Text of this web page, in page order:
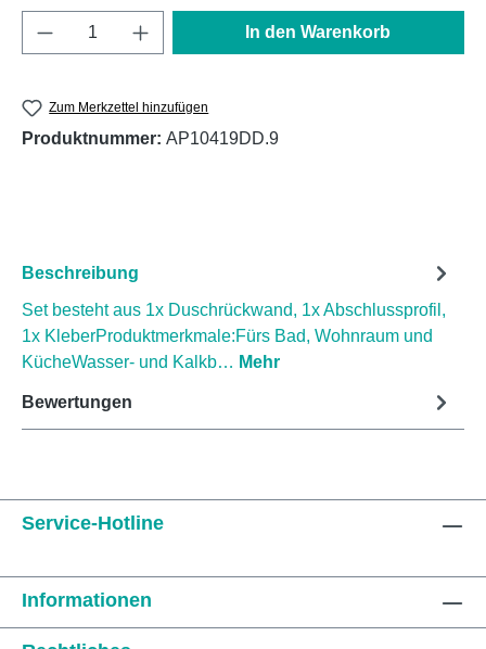
Produkt Anzahl: Gib den gewünschten
In den Warenkorb
Zum Merkzettel hinzufügen
Produktnummer: AP10419DD.9
Beschreibung
Set besteht aus 1x Duschrückwand, 1x Abschlussprofil,
1x KleberProduktmerkmale:Fürs Bad, Wohnraum und
KücheWasser- und Kalkb… Mehr
Bewertungen
Service-Hotline
Informationen